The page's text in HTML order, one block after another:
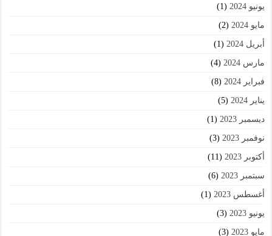
يونيو 2024 (1)
مايو 2024 (2)
أبريل 2024 (1)
مارس 2024 (4)
فبراير 2024 (8)
يناير 2024 (5)
ديسمبر 2023 (1)
نوفمبر 2023 (3)
أكتوبر 2023 (11)
سبتمبر 2023 (6)
أغسطس 2023 (1)
يونيو 2023 (3)
مايو 2023 (3)